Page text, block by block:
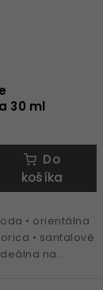
30 ml
Do
košíka
• orientálna
• santalové
na